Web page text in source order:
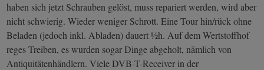
haben sich jetzt Schrauben gelöst, muss repariert werden, wird aber
nicht schwierig. Wieder weniger Schrott. Eine Tour hin/rück ohne
Beladen (jedoch inkl. Abladen) dauert ½h. Auf dem Wertstoffhof
reges Treiben, es wurden sogar Dinge abgeholt, nämlich von
Antiquitätenhändlern. Viele DVB-T-Receiver in der